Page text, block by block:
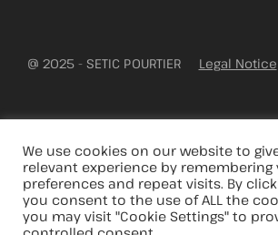
@ 2025 - SETIC POURTIER Legal Notice
We use cookies on our website to
relevant experience by remembering
preferences and repeat visits. By
you consent to the use of ALL the
you may visit "Cookie Settings" to